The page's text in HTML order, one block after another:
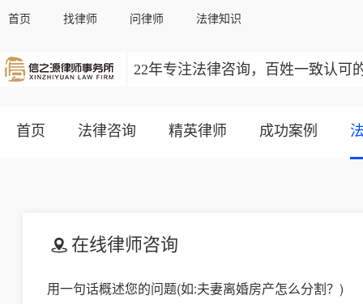
首页 找律师 问律师 法律知识
22年专注法律咨询，百姓一致认可
首页 法律咨询 精英律师 成功案例
在线律师咨询